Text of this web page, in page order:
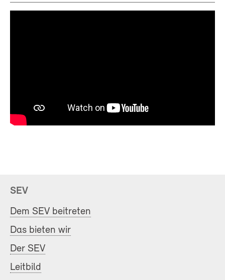
SEV
Dem SEV beitreten
Das bieten wir
Der SEV
Leitbild